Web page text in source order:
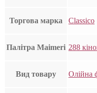
Торгова марка Classico
Палітра Maimeri 288
Вид товару Олійна